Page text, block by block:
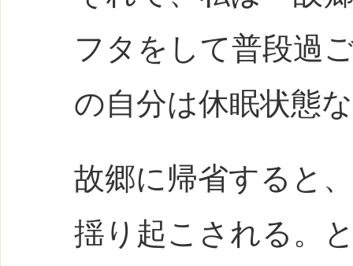
フタをして普段過
の自分は休眠状態
故郷に帰省すると
揺り起こされる。